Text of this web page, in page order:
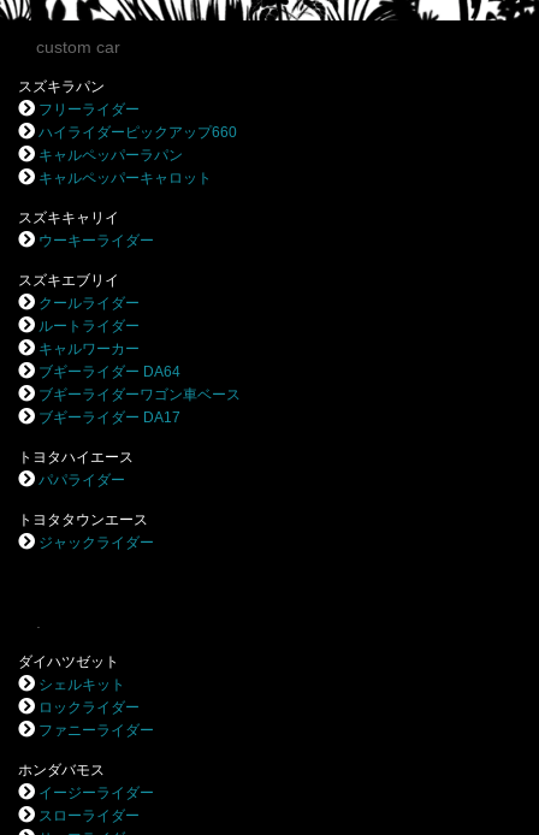
custom car
スズキラパン
フリーライダー
ハイライダーピックアップ660
キャルペッパーラパン
キャルペッパーキャロット
スズキキャリイ
ウーキーライダー
スズキエブリイ
クールライダー
ルートライダー
キャルワーカー
ブギーライダー DA64
ブギーライダーワゴン車ベース
ブギーライダー DA17
トヨタハイエース
パパライダー
トヨタタウンエース
ジャックライダー
ダイハツゼット
シェルキット
ロックライダー
ファニーライダー
ホンダバモス
イージーライダー
スローライダー